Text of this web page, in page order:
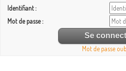
Identifiant :
Mot de passe :
Mot de passe